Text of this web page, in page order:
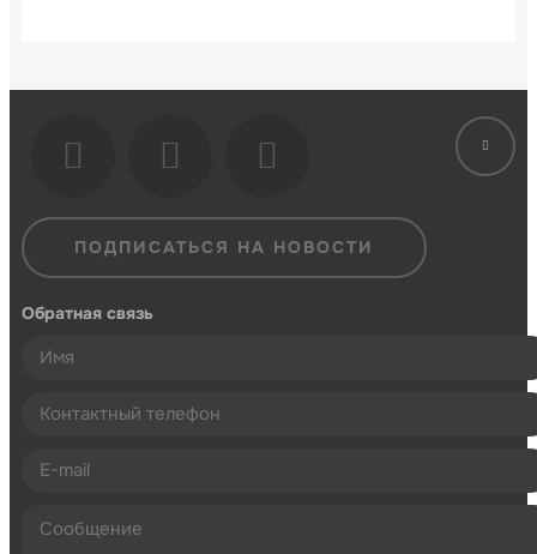
ПОДПИСАТЬСЯ НА НОВОСТИ
Обратная связь